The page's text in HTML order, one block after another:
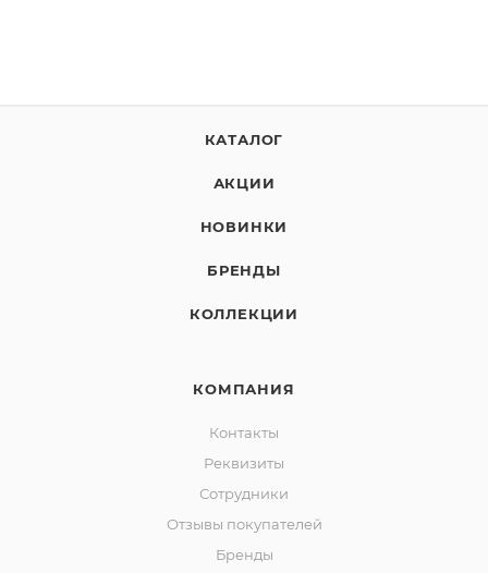
КАТАЛОГ
АКЦИИ
НОВИНКИ
БРЕНДЫ
КОЛЛЕКЦИИ
КОМПАНИЯ
Контакты
Реквизиты
Сотрудники
Отзывы покупателей
Бренды